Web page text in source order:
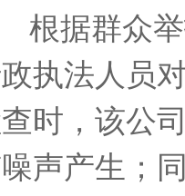
根据群众
执法人员
时，该公
声产生；